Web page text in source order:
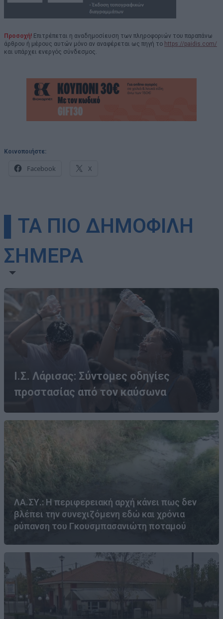
Προσοχή! Επιτρέπεται η αναδημοσίευση των πληροφοριών του παραπάνω
άρθρου ή μέρους αυτών μόνο αν αναφέρεται ως πηγή το https://paidis.com/
και υπάρχει ενεργός σύνδεσμος.
Κοινοποιήστε:
Facebook X
▌ΤΑ ΠΙΟ ΔΗΜΟΦΙΛΗ
ΣΗΜΕΡΑ
Ι.Σ. Λάρισας: Σύντομες οδηγίες
προστασίας από τον καύσωνα
ΛΑ.ΣΥ.: Η περιφερειακή αρχή κάνει πως δεν
βλέπει την συνεχιζόμενη εδώ και χρόνια
ρύπανση του Γκουσμπασανιώτη ποταμού